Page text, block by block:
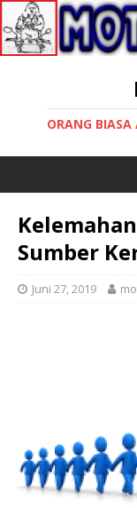
ORANG
Sumber
Juni 27, 2019